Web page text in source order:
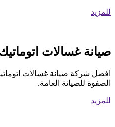
للمزيد
صيانة غسالات
افضل شركة صيانة غسالات
الصفوة للصيانة العامة.
للمزيد